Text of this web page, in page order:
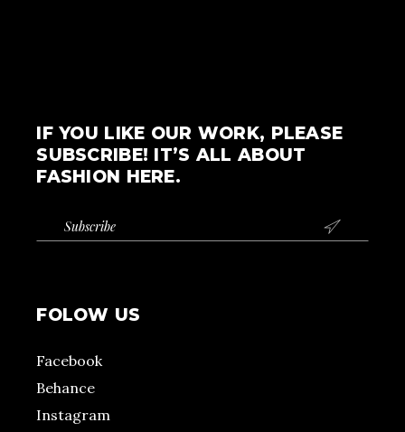
IF YOU LIKE OUR WORK, PLEASE
SUBSCRIBE! IT’S ALL ABOUT
FASHION HERE.

FOLOW US
Facebook
Behance
Instagram